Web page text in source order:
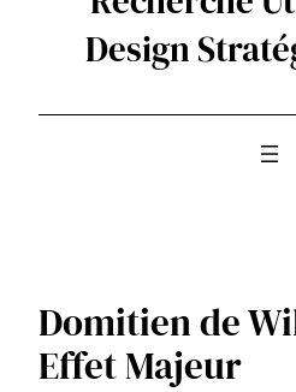
Design
Domitien de
Effet Majeur